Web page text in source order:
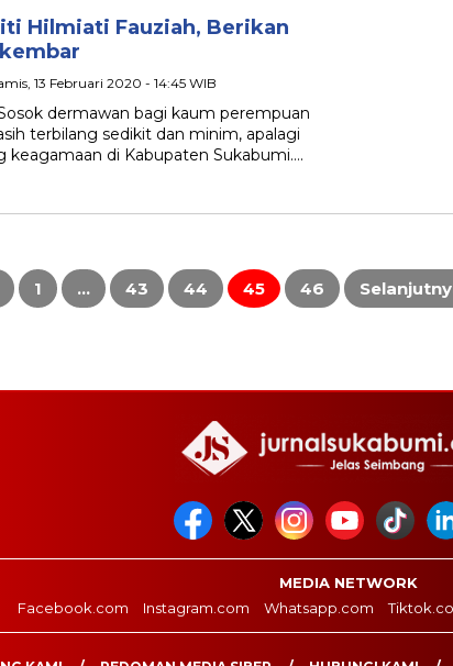
Hilmiati Fauziah, Berikan
13 Februari 2020 - 14:45 WIB
dermawan bagi kaum perempuan
terbilang sedikit dan minim, apalagi
keagamaan di Kabupaten Sukabumi….
1 … 43 44 45 46
MEDIA NETWORK
Facebook.com
Instagram.com Whatsapp.com